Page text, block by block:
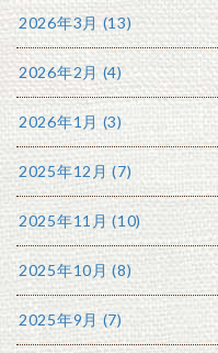
2026年3月 (13)
2026年2月 (4)
2026年1月 (3)
2025年12月 (7)
2025年11月 (10)
2025年10月 (8)
2025年9月 (7)